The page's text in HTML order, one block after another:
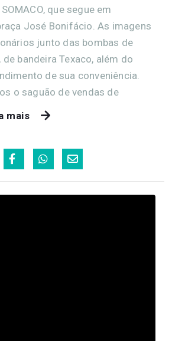
que segue em
José Bonifácio. As imagens
junto das bombas de
bandeira Texaco, além do
de sua conveniência.
o saguão de vendas de
mais